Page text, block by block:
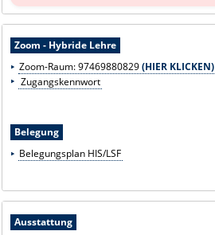
Zoom - Hybride Lehre
Zoom-Raum:97469880829(HIER KLICKEN)
Zugangskennwort
Belegung
Belegungsplan HIS/LSF
Ausstattung